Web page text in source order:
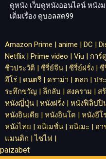
ดูหนัง เว็บดูหนังออนไลน์ หนัง
เต็มเรื่อง ดูบอลสด99
Amazon Prime | anime | DC |
Netflix | Prime video | Viu | การ์
ชีวประวัติ | ซีรี่ย์จีน | ซีรี่ย์ฝรั่ง | ซี
ฮีโร่ | ดนตรี | ดราม่า | ตลก | ปร
ระทึกขวัญ | ลึกลับ | สงคราม | ส
หนังญี่ปุ่น | หนังฝรั่ง | หนังฟิลิปปิ
หนังอินเดีย | หนังอินโด | หนังอีโ
หนังไทย | อนิเมชั่น | อนิเมะ | อ
แมนติก |ไซไฟ |
paizabet